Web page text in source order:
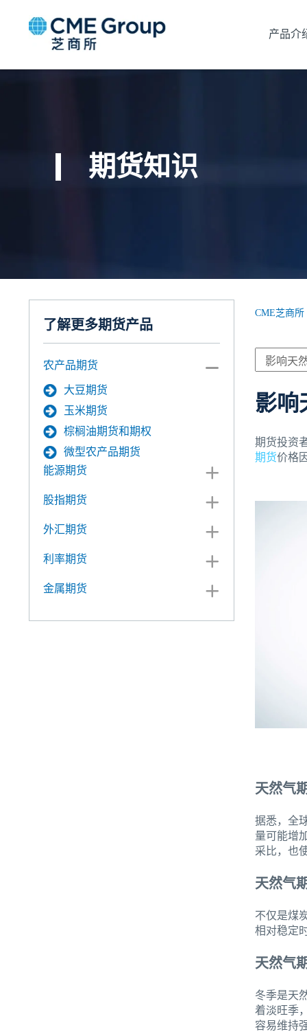
产品介
期货知识
了解更多期货产品
农产品期货
大豆期货
玉米期货
棕榈油期货和期权
微型农产品期货
能源期货
股指期货
外汇期货
利率期货
金属期货
CME芝商所
影响
期货投资
期货价格
天然气
据悉，全
量可能增
采比，也
天然气
不仅是煤
相对稳定
天然气
冬季是天
着淡旺季
容易维持